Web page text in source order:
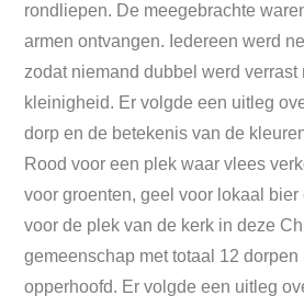
rondliepen. De meegebrachte
armen ontvangen. Iedereen werd
zodat niemand dubbel werd verrast
kleinigheid. Er volgde een uitleg
dorp en de betekenis van de
Rood voor een plek waar vlees
voor groenten, geel voor lokaal
voor de plek van de kerk in deze
gemeenschap met totaal 12 dorpen
opperhoofd. Er volgde een uitleg